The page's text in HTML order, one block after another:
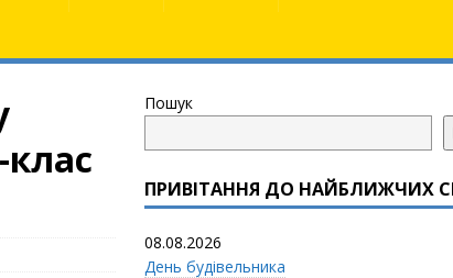
Пошук
ПРИВІТАННЯ ДО НАЙБЛИЖЧИХ
08.08.2026
День будівельника